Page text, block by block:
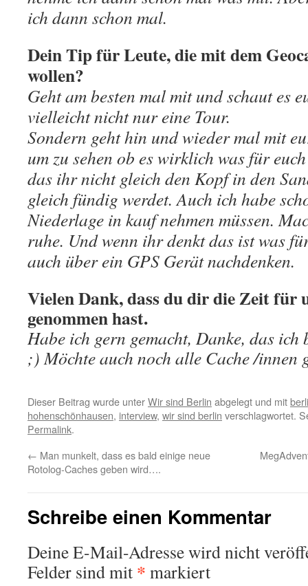
ich dann schon mal.
Dein Tip für Leute, die mit dem
wollen?
Geht am besten mal mit und schaut es
vielleicht nicht nur eine Tour.
Sondern geht hin und wieder mal mit
um zu sehen ob es wirklich was für
das ihr nicht gleich den Kopf in den
gleich fündig werdet. Auch ich habe
Niederlage in kauf nehmen müssen.
ruhe. Und wenn ihr denkt das ist was
auch über ein GPS Gerät nachdenken.
Vielen Dank, dass du dir die Zeit für
genommen hast.
Habe ich gern gemacht, Danke, das
;) Möchte auch noch alle Cache /innen
Dieser Beitrag wurde unterWir sind Berlin abgelegt und mit
hohenschönhausen, interview, wir sind berlin verschlagwortet.
Permalink.
← Man munkelt, dass es bald einige neue
Rotolog-Caches geben wird….
Schreibe einen Kommentar
Deine E-Mail-Adresse wird nicht
Felder sind mit * markiert